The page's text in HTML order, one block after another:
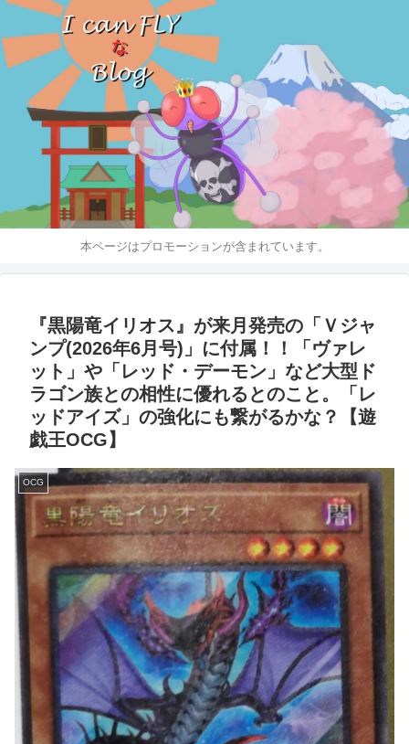
本ページはプロモーションが含まれています。
『黒陽竜イリオス』が来月発売の「Ｖジャ
ンプ(2026年6月号)」に付属！！「ヴァレ
ット」や「レッド・デーモン」など大型ド
ラゴン族との相性に優れるとのこと。「レ
ッドアイズ」の強化にも繋がるかな？【遊
戯王OCG】
OCG